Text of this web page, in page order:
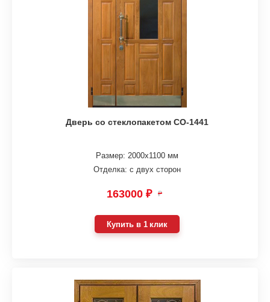
Дверь со стеклопакетом СО-1441
Размер: 2000х1100 мм
Отделка: с двух сторон
163000 ₽ ₽
Купить в 1 клик